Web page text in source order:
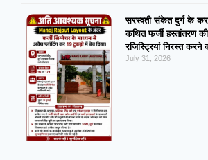
सरस्वती संकेत दुर्ग के
कथित फर्जी हस्तांतरण
रजिस्ट्रियां निरस्त करने
July 31, 2026